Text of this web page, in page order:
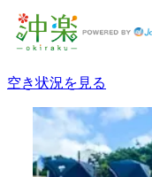
空き状況を見る